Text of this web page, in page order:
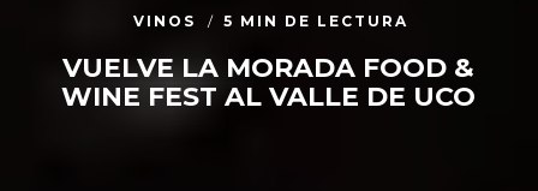
VINOS 5 MIN DE LECTURA
VUELVE LA MORADA FOOD &
WINE FEST AL VALLE DE UCO